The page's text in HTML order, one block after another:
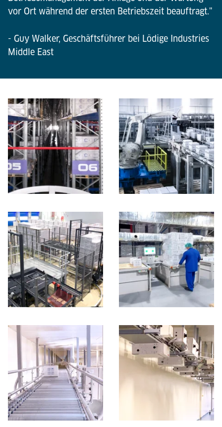
vor Ort während der ersten Betriebszeit beauftragt."
- Guy Walker, Geschäftsführer bei Lödige Industries
Middle East